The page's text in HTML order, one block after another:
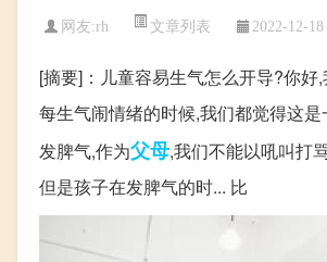
网友:rh 文章列表 2022-12-
[摘要]：儿童容易生气怎么开导?你
每生气闹情绪的时候,我们都觉得这
发脾气,作为父母,我们不能以吼叫打
但是孩子在发脾气的时... 比